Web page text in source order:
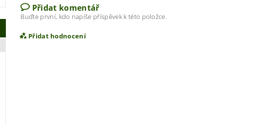
Přidat komentář
Buďte první, kdo napíše příspěvek k této položce.
Přidat hodnocení